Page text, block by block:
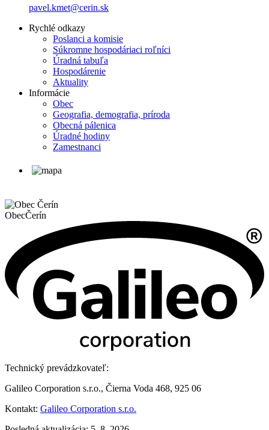
pavel.kmet@cerin.sk
Rychlé odkazy
Poslanci a komisie
Súkromne hospodáriaci roľníci
Úradná tabuľa
Hospodárenie
Aktuality
Informácie
Obec
Geografia, demografia, príroda
Obecná pálenica
Úradné hodiny
Zamestnanci
ObecČerín
Technický prevádzkovateľ:
Galileo Corporation s.r.o., Čierna Voda 468, 925 06
Kontakt: Galileo Corporation s.r.o.